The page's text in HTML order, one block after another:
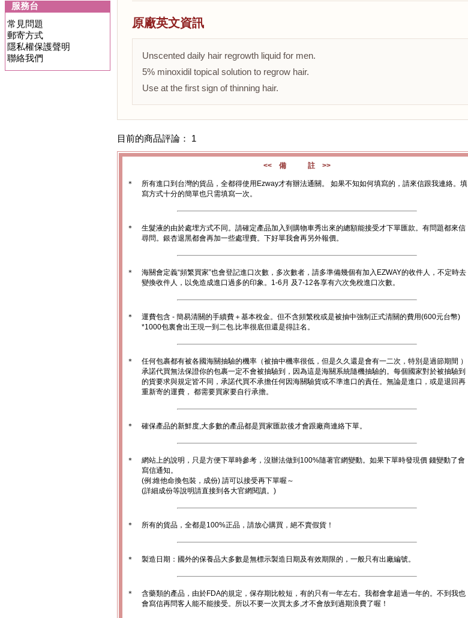
服務台
常見問題
郵寄方式
隱私權保護聲明
聯絡我們
原廠英文資訊
Unscented daily hair regrowth liquid for men.
5% minoxidil topical solution to regrow hair.
Use at the first sign of thinning hair.
目前的商品評論： 1
<< 備 註 >>
＊
所有進口到台灣的貨品，全都得使用Ezway才有辦法通關。 如果不知如何填寫的，請來信跟我連絡。填
寫方式十分的簡單也只需填寫一次。
＊
生髮液的由於處埋方式不同。請確定產品加入到購物車秀出來的總額能接受才下單匯款。有問題都來信
尋問。銀杏退黑都會再加一些處理費。下好單我會再另外報價。
＊
海關會定義“頻繁買家”也會登記進口次數，多次數者，請多準備幾個有加入EZWAY的收件人，不定時去
變換收件人，以免造成進口過多的印象。1-6月 及7-12各享有六次免稅進口次數。
＊
運費包含 - 簡易清關的手續費＋基本稅金。但不含頻繁稅或是被抽中強制正式清關的費用(600元台幣)
*1000包裏會出王現一到二包.比率很底但還是得註名。
＊
任何包裹都有被各國海關抽驗的機率（被抽中機率很低，但是久久還是會有一二次，特別是過節期間 ）
承諾代買無法保證你的包裹一定不會被抽驗到，因為這是海關系統隨機抽驗的。每個國家對於被抽驗到
的貨要求與規定皆不同，承諾代買不承擔任何因海關驗貨或不準進口的責任。無論是進口，或是退回再
重新寄的運費， 都需要買家要自行承擔。
＊ 確保產品的新鮮度,大多數的產品都是買家匯款後才會跟廠商連絡下單。
＊
網站上的說明，只是方便下單時參考，沒辦法做到100%隨著官網變動。如果下單時發現價 錢變動了會
寫信通知。
(例:維他命換包裝，成份) 請可以接受再下單喔～
(詳細成份等說明請直接到各大官網閱讀。)
＊ 所有的貨品，全都是100%正品，請放心購買，絕不賣假貨！
＊ 製造日期：國外的保養品大多數是無標示製造日期及有效期限的，一般只有出廠編號。
＊
含藥類的產品，由於FDA的規定，保存期比較短，有的只有一年左右。我都會拿超過一年的。不到我也
會寫信再問客人能不能接受。所以不要一次買太多,才不會放到過期浪費了喔！